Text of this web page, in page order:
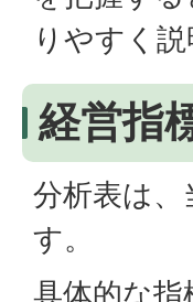
りやすく
経営指
分析表は
す。
具体的な